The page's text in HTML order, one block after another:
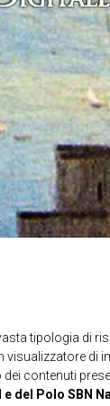
tipologia di
di
contenuti
e del Polo SBN